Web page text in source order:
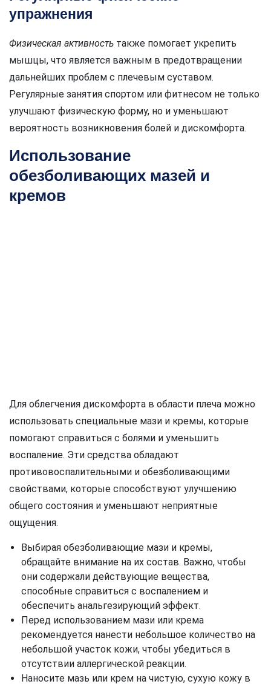
упражнения
Физическая активность также помогает укрепить
мышцы, что является важным в предотвращении
дальнейших проблем с плечевым суставом.
Регулярные занятия спортом или фитнесом не только
улучшают физическую форму, но и уменьшают
вероятность возникновения болей и дискомфорта.
Использование
обезболивающих мазей и
кремов
Для облегчения дискомфорта в области плеча можно
использовать специальные мази и кремы, которые
помогают справиться с болями и уменьшить
воспаление. Эти средства обладают
противовоспалительными и обезболивающими
свойствами, которые способствуют улучшению
общего состояния и уменьшают неприятные
ощущения.
Выбирая обезболивающие мази и кремы,
обращайте внимание на их состав. Важно, чтобы
они содержали действующие вещества,
способные справиться с воспалением и
обеспечить анальгезирующий эффект.
Перед использованием мази или крема
рекомендуется нанести небольшое количество на
небольшой участок кожи, чтобы убедиться в
отсутствии аллергической реакции.
Наносите мазь или крем на чистую, сухую кожу в